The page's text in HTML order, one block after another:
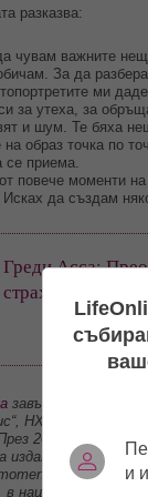
разказва:
чувам важните
За да
ми
за утеха, за
и шум. Те бяха
образ точка по
приема.
повече моменти на
да създам
Греди Асса:
страхове, когато
завършва
НХА. В началото
2024 г.
изданието
галерия
националния
и